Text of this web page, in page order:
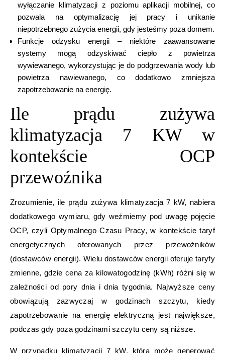
wyłączanie klimatyzacji z poziomu aplikacji mobilnej, co
pozwala na optymalizację jej pracy i unikanie
niepotrzebnego zużycia energii, gdy jesteśmy poza domem.
Funkcje odzysku energii – niektóre zaawansowane
systemy mogą odzyskiwać ciepło z powietrza
wywiewanego, wykorzystując je do podgrzewania wody lub
powietrza nawiewanego, co dodatkowo zmniejsza
zapotrzebowanie na energię.
Ile prądu zużywa
klimatyzacja 7 KW w
kontekście OCP
przewoźnika
Zrozumienie, ile prądu zużywa klimatyzacja 7 kW, nabiera
dodatkowego wymiaru, gdy weźmiemy pod uwagę pojęcie
OCP, czyli Optymalnego Czasu Pracy, w kontekście taryf
energetycznych oferowanych przez przewoźników
(dostawców energii). Wielu dostawców energii oferuje taryfy
zmienne, gdzie cena za kilowatogodzinę (kWh) różni się w
zależności od pory dnia i dnia tygodnia. Najwyższe ceny
obowiązują zazwyczaj w godzinach szczytu, kiedy
zapotrzebowanie na energię elektryczną jest największe,
podczas gdy poza godzinami szczytu ceny są niższe.
W przypadku klimatyzacji 7 kW, która może generować